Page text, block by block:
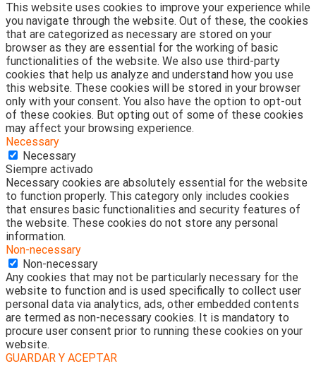
This website uses cookies to improve your experience while
you navigate through the website. Out of these, the cookies
that are categorized as necessary are stored on your
browser as they are essential for the working of basic
functionalities of the website. We also use third-party
cookies that help us analyze and understand how you use
this website. These cookies will be stored in your browser
only with your consent. You also have the option to opt-out
of these cookies. But opting out of some of these cookies
may affect your browsing experience.
Necessary
Necessary
Siempre activado
Necessary cookies are absolutely essential for the website
to function properly. This category only includes cookies
that ensures basic functionalities and security features of
the website. These cookies do not store any personal
information.
Non-necessary
Non-necessary
Any cookies that may not be particularly necessary for the
website to function and is used specifically to collect user
personal data via analytics, ads, other embedded contents
are termed as non-necessary cookies. It is mandatory to
procure user consent prior to running these cookies on your
website.
GUARDAR Y ACEPTAR